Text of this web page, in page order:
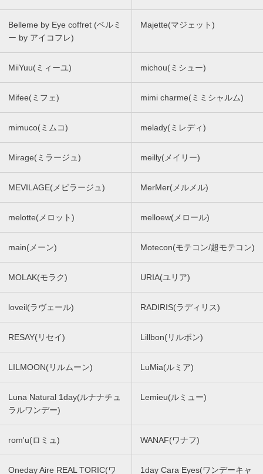
Belleme by Eye coffret (ベルミ
ー by アイコフレ)
Majette(マジェット)
MiiYuu(ミィーユ) michou(ミシュー)
Mifee(ミフェ) mimi charme(ミミシャルム)
mimuco(ミムコ) melady(ミレディ)
Mirage(ミラージュ) meilly(メイリー)
MEVILAGE(メビラージュ) MerMer(メルメル)
melotte(メロット) melloew(メロール)
main(メーン) Motecon(モテコン/超モテコン)
MOLAK(モラク) URIA(ユリア)
loveil(ラヴェール) RADIRIS(ラディリス)
RESAY(リセイ) Lillbon(リルボン)
LILMOON(リルムーン) LuMia(ルミア)
Luna Natural 1day(ルナナチュ
ラルワンデー)
Lemieu(ルミュー)
rom'u(ロミュ) WANAF(ワナフ)
Oneday Aire REAL TORIC(ワ
1day Cara Eyes(ワンデーキャ